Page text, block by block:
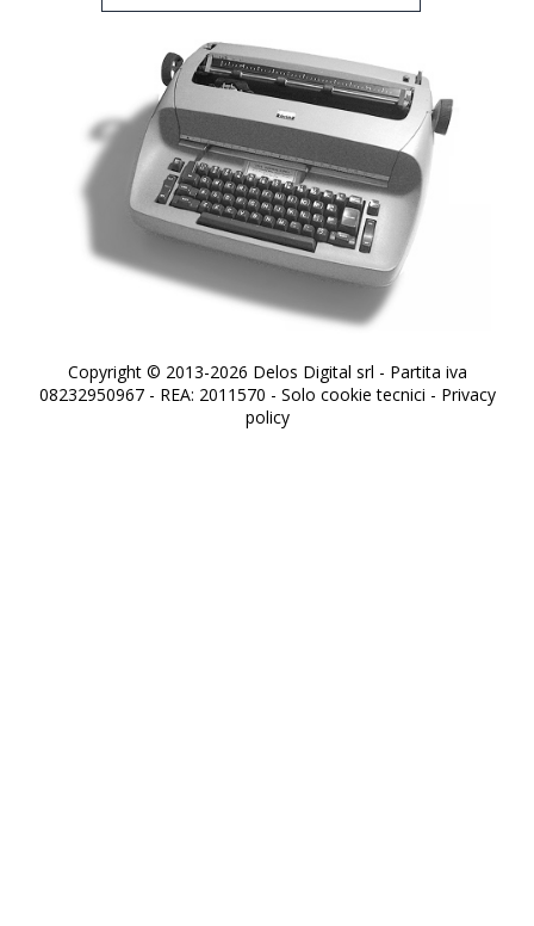
Copyright © 2013-2026 Delos Digital srl - Partita iva
08232950967 - REA: 2011570 - Solo cookie tecnici - Privacy
policy